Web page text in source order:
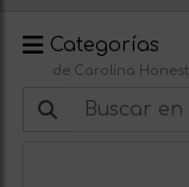
Categorías
de Carolina Honest